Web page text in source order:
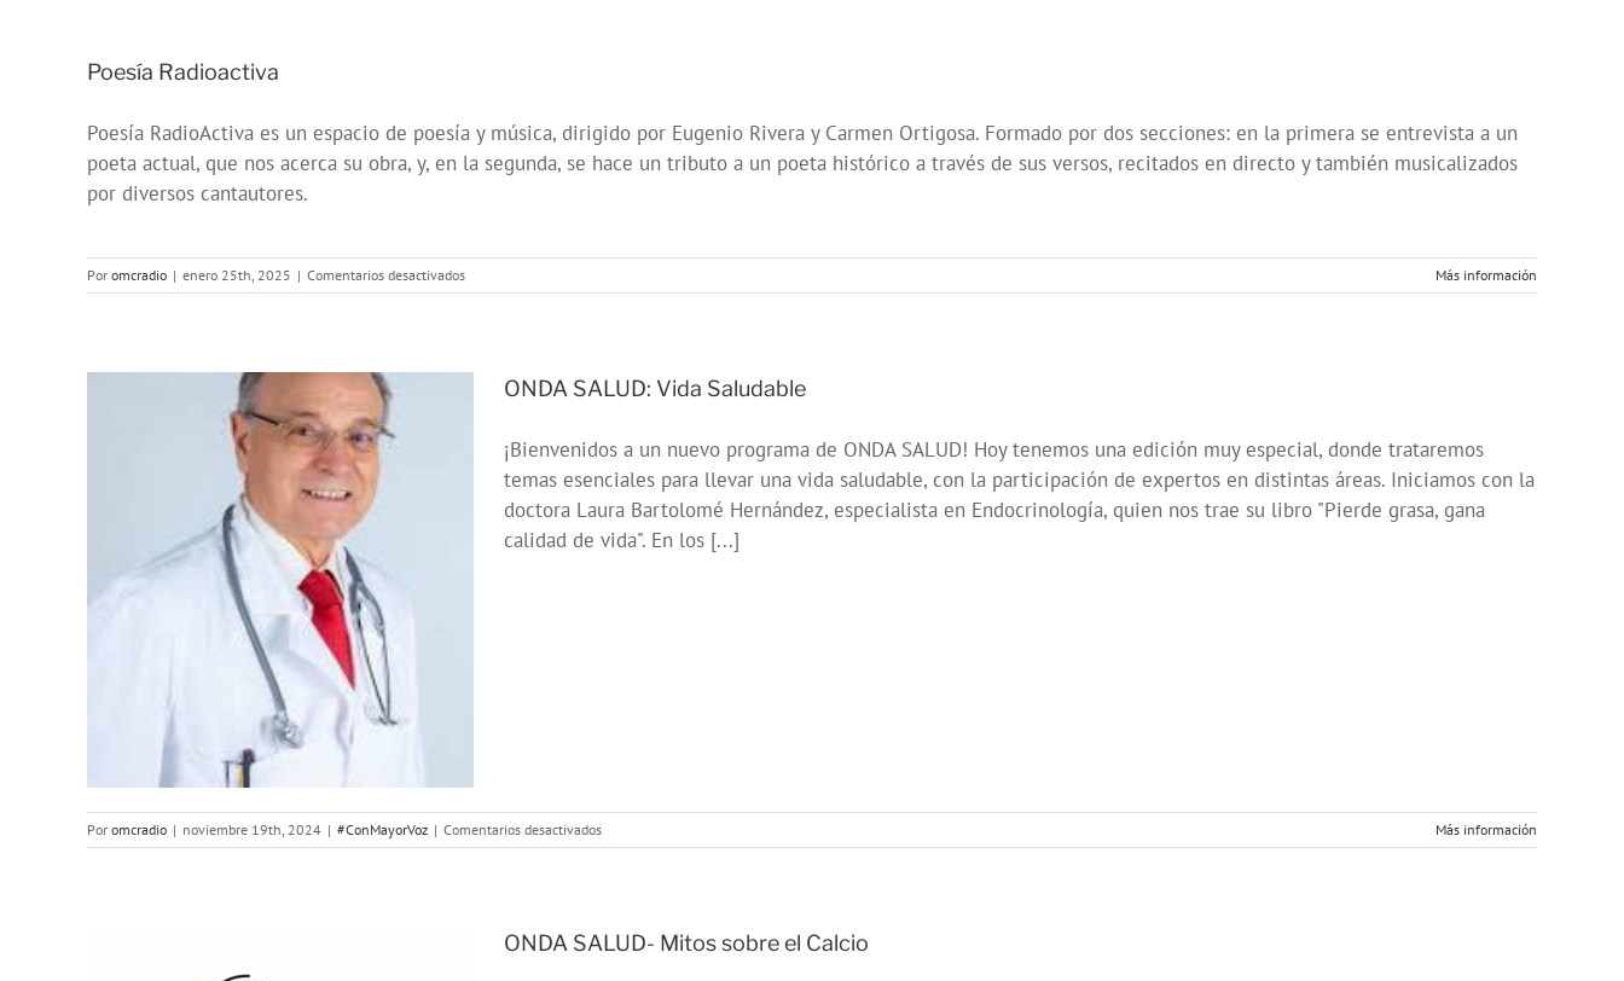
Poesía Radioactiva
Poesía RadioActiva es un espacio de poesía y música, dirigido por Eugenio Rivera y Carmen Ortigosa. Formado por dos secciones: en la primera se entrevista a un
poeta actual, que nos acerca su obra, y, en la segunda, se hace un tributo a un poeta histórico a través de sus versos, recitados en directo y también musicalizados
por diversos cantautores.
Por omcradio | enero 25th, 2025 | Comentarios desactivadosen
Poesía
Más información
ONDA SALUD: Vida Saludable
¡Bienvenidos a un nuevo programa de ONDA SALUD! Hoy tenemos una edición muy especial, donde trataremos
temas esenciales para llevar una vida saludable, con la participación de expertos en distintas áreas. Iniciamos con la
doctora Laura Bartolomé Hernández, especialista en Endocrinología, quien nos trae su libro "Pierde grasa, gana
calidad de vida". En los [...]
Por omcradio | noviembre 19th, 2024 | #ConMayorVoz | Comentarios desactivadosen
ONDA
Más información
ONDA SALUD- Mitos sobre el Calcio